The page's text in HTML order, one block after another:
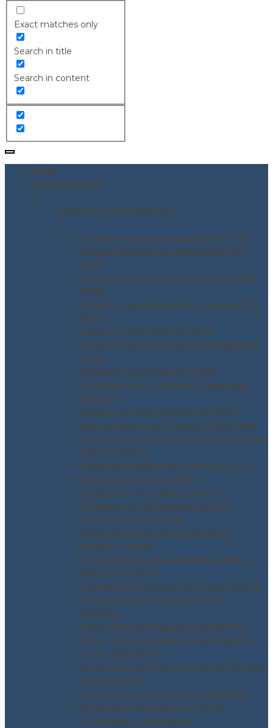
Exact matches only
Search in title
Search in content
Home
Consulenze per
▼
Consulenze Aziendali per
▼
Sistema di gestione qualità ISO 9001
Sistema di gestione ambientale ISO
14001
Sistema di gestione informazione ISO
27001
Sistemi di gestione anticorruzione ISO
37001
Sistemi di gestione ISO 3834
Sistemi di gestione rischio stradale ISO
39001
Sistemi di gestione ISO 45001
Consulenza per i Sistemi di gestione
integrati
Sistema di responsabilità SA 8000
Mantenimento dei Sistemi di gestione
Consulenza per il regolamento Europeo
GDPR 2016/679
Consulenza assunzione incarico ODV
Assunzione incarico DPO
Consulenza per piano H.A.C.C.P.
Affidamento dell’incarico di RSPP
Valutazione rischi DVR
Consulenza accesso a contributi
pubblici e privati
Formazione in aula, azienda, online e
videoconferenza
Formazione incaricati uso attrezzature
Consulenza valutazione rischio
biologico
Consulenza valutazione rischio ROA
ATEX – Consulenza per la valutazione
rischio esplosione
Consulenza valutazione rischio scariche
atmosferiche
Consulenza valutazione rischio MMC
Consulenza valutazione rischio
cancerogeno mutageno